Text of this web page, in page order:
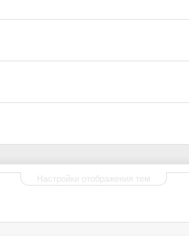
Настройки отображения тем